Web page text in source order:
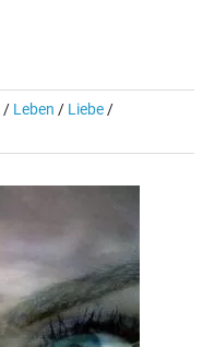
/ Leben / Liebe /